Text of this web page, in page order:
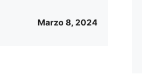
Marzo 8, 2024